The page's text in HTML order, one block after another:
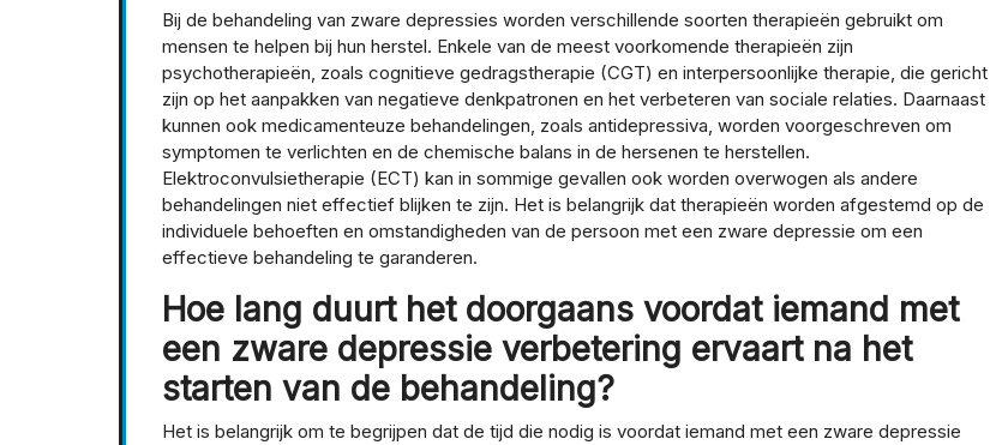
Bij de behandeling van zware depressies worden verschillende soorten therapieën gebruikt om
mensen te helpen bij hun herstel. Enkele van de meest voorkomende therapieën zijn
psychotherapieën, zoals cognitieve gedragstherapie (CGT) en interpersoonlijke therapie, die gericht
zijn op het aanpakken van negatieve denkpatronen en het verbeteren van sociale relaties. Daarnaast
kunnen ook medicamenteuze behandelingen, zoals antidepressiva, worden voorgeschreven om
symptomen te verlichten en de chemische balans in de hersenen te herstellen.
Elektroconvulsietherapie (ECT) kan in sommige gevallen ook worden overwogen als andere
behandelingen niet effectief blijken te zijn. Het is belangrijk dat therapieën worden afgestemd op de
individuele behoeften en omstandigheden van de persoon met een zware depressie om een
effectieve behandeling te garanderen.
Hoe lang duurt het doorgaans voordat iemand met
een zware depressie verbetering ervaart na het
starten van de behandeling?
Het is belangrijk om te begrijpen dat de tijd die nodig is voordat iemand met een zware depressie